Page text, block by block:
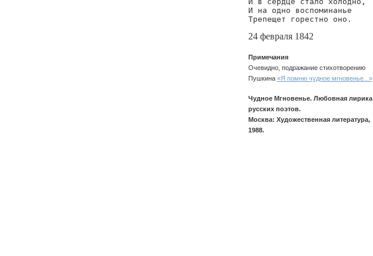
И на одно воспоминанье
Трепещет горестно оно.
24 февраля 1842
Примечания
Очевидно, подражание стихотворению
Пушкина «Я помню чудное мгновенье...».
Чудное Мгновенье. Любовная лирика
русских поэтов.
Москва: Художественная литература,
1988.